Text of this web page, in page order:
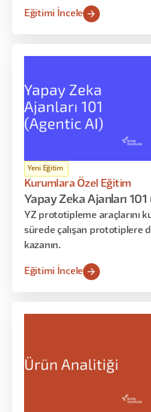
Eğitimi İncele
Yeni Eğitim
Kurumlara Özel Eğitim
Yapay Zeka Ajanları
YZ prototipleme araçlarını
sürede çalışan prototiplere
kazanın.
Eğitimi İncele